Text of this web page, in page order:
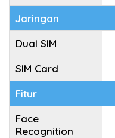
Jaringan
Dual SIM
SIM Card
Fitur
Face
Recognition